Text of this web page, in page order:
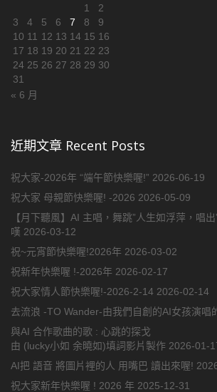
1
2
3
4 5 6 7 8
9
10 11 12 13 14 15 16
17 18 19 20 21 22 23
24 25 26 27 28 29 30
31
« 6 月
近期文章 Recent Posts
祝大家-2026年 “端午節快樂喔!” 2026-06-19
祝大家 母親節快樂喔! -2026 2026-05-09
【月下聽風】AI 主唱，舞跳”人生如浮萍，唱
嘆 2026-03-12
祝~元宵節快樂喔!2026年 2026-03-02
祝新年快樂喔 !-2026年 2026-02-17
祝大家情人節快樂喔!-2026-2-14 2026-02-14
去流浪 -TO Wander-由我們自創的AI女孩演唱
與AI 合作歌曲的歌 : 心跳的探戈
由 (lucky小如 余曉如)填詞影片製作 2026-01-
AI把 語音 將圖片裡的人 用嘴巴 讀出來喔!
祝大家新年快樂喔 ! 2026 年 2025-12-31